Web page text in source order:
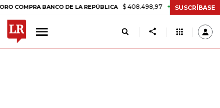
BANCO DE LA REPÚBLICA $ 408.498,97 +$ 8.753,81 +2,19%
SUSCRÍBASE